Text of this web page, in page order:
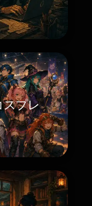
スプレ